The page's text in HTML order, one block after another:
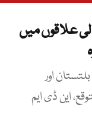
علاقوں میں
اور
این ڈی ایم